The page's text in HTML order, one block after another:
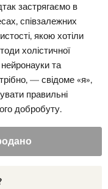
застрягаємо в
співзалежних
якою хотіли
холістичної
та
— свідоме «я»,
правильні
добробуту.